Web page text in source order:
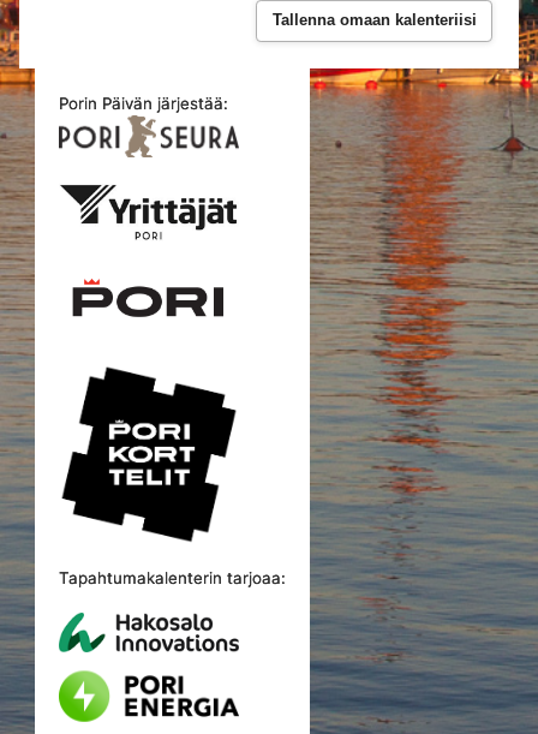
Tallenna omaan kalenteriisi
Porin Päivän järjestää:
Tapahtumakalenterin tarjoaa: